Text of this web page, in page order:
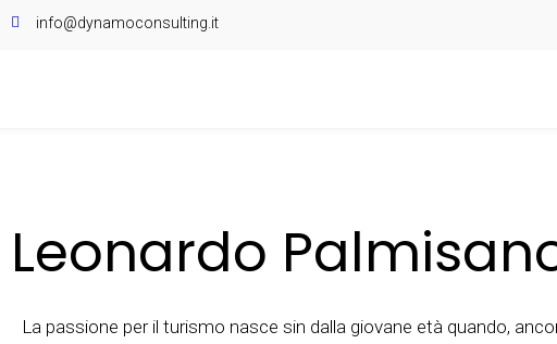
info@dynamoconsulting.it
Leonardo
La passione per il turismo nasce sin dalla giovane età quando,